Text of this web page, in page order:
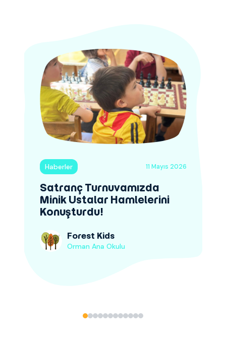
Haberler 11 Mayıs 2026
Satranç Turnuvamızda
Minik Ustalar Hamlelerini
Konuşturdu!
Forest Kids
Orman Ana Okulu